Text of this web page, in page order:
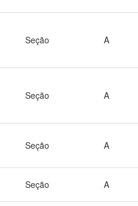
Seção A
Seção A
Seção A
Seção A